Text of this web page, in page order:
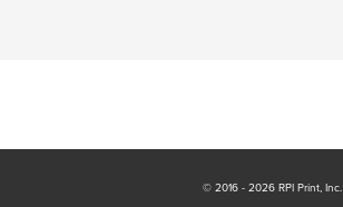
© 2016 - 2026 RPI Print, Inc.